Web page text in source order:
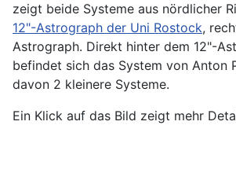
zeigt beide Systeme aus nördlicher
12"-Astrograph der Uni Rostock,
Astrograph. Direkt hinter dem 12"-
befindet sich das System von Anton
davon 2 kleinere Systeme.
Ein Klick auf das Bild zeigt mehr